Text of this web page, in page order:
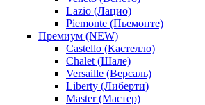
Lazio (Лацио)
Piemonte (Пьемонте)
Премиум (NEW)
Castello (Кастелло)
Chalet (Шале)
Versaille (Версаль)
Liberty (Либерти)
Master (Мастер)